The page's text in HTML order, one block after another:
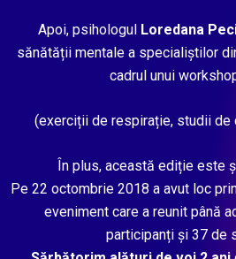
Apoi, psihologul Loredana
sănătății mentale a specialiștilor
cadrul unui
(exerciții de respirație, studii de
În plus, această ediție este
Pe 22 octombrie 2018 a avut loc
eveniment care a reunit până
participanți și 37 de